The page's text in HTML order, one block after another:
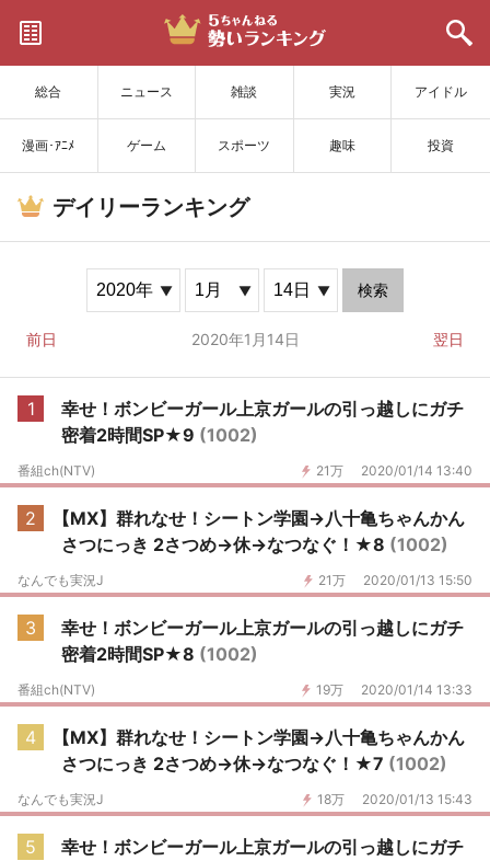
総合 ニュース 雑談 実況 アイドル
漫画･ｱﾆﾒ ゲーム スポーツ 趣味 投資
サイトを更新
デイリーランキング
検索
前日 2020年1月14日 翌日
1
幸せ！ボンビーガール上京ガールの引っ越しにガチ
密着2時間SP★9 (1002)
21万 2020/01/14 13:40
番組ch(NTV)
2
【MX】群れなせ！シートン学園→八十亀ちゃんかん
さつにっき 2さつめ→休→なつなぐ！★8 (1002)
21万 2020/01/13 15:50
なんでも実況J
3
幸せ！ボンビーガール上京ガールの引っ越しにガチ
密着2時間SP★8 (1002)
19万 2020/01/14 13:33
番組ch(NTV)
4
【MX】群れなせ！シートン学園→八十亀ちゃんかん
さつにっき 2さつめ→休→なつなぐ！★7 (1002)
18万 2020/01/13 15:43
なんでも実況J
5
幸せ！ボンビーガール上京ガールの引っ越しにガチ